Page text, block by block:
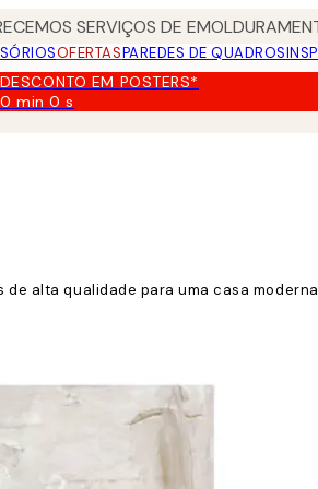
SERVIÇOS DE
OFERTASPAREDES DE QUADROS
EM POSTERS*
0 min0 s
Válido
alta qualidade para uma casa